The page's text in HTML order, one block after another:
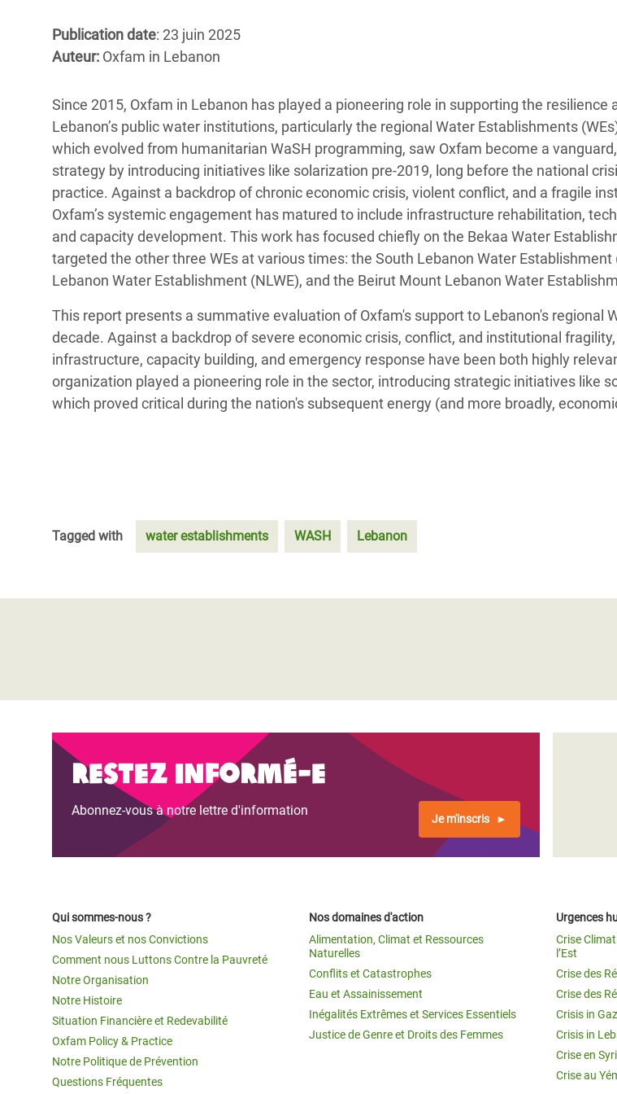
Inégalités Extrêmes et
Inequality and Rights in a
Digital Age
Gender, Rights, and Justice
Crise des Réfugiés Rohingyas
au Bangladesh
Crise des Réfugié·es au
Soudan du Sud
Crise en Syrie
Mettons Fin à la Souffrance qui se Cache
Les Violences Faites aux Femmes et aux
Filles, Ça Suffit !
Publication date: 23 juin 2025
Auteur: Oxfam in Lebanon
Since 2015, Oxfam in Lebanon has played a pioneering role in supporting the resilience
Lebanon’s public water institutions, particularly the regional Water Establishments
which evolved from humanitarian WaSH programming, saw Oxfam become a
strategy by introducing initiatives like solarization pre-2019, long before the national
practice. Against a backdrop of chronic economic crisis, violent conflict, and a fragile
Oxfam’s systemic engagement has matured to include infrastructure rehabilitation,
and capacity development. This work has focused chiefly on the Bekaa Water
targeted the other three WEs at various times: the South Lebanon Water Establishment
Lebanon Water Establishment (NLWE), and the Beirut Mount Lebanon Water
This report presents a summative evaluation of Oxfam's support to Lebanon's regional
decade. Against a backdrop of severe economic crisis, conflict, and institutional
infrastructure, capacity building, and emergency response have been both highly
organization played a pioneering role in the sector, introducing strategic initiatives like
which proved critical during the nation's subsequent energy (and more broadly,
Tagged with water establishments WASH Lebanon
Restez informé-e
Abonnez-vous à notre lettre d'information
Je m'inscris
Qui sommes-nous ?
Nos Valeurs et nos Convictions
Comment nous Luttons Contre la Pauvreté
Notre Organisation
Notre Histoire
Situation Financière et Redevabilité
Oxfam Policy & Practice
Notre Politique de Prévention
Questions Fréquentes
Nos domaines d'action
Alimentation, Climat et Ressources
Naturelles
Conflits et Catastrophes
Eau et Assainissement
Inégalités Extrêmes et Services Essentiels
Justice de Genre et Droits des Femmes
Urgences
Crise
l’Est
Crise des
Crise des
Crisis in
Crisis in
Crise en
Crise au